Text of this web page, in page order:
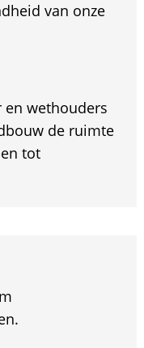
van onze
en wethouders
de ruimte
tot